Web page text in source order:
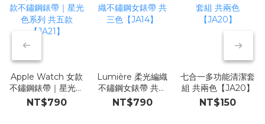
Apple Watch 女款
不鏽鋼錶帶｜星光色
系列 共五款
NT$790
Lumière 柔光編織
不鏽鋼女錶帶 共三
色【JA14】
NT$790
七合一多功能清潔套
組 共兩色【JA20】
NT$150